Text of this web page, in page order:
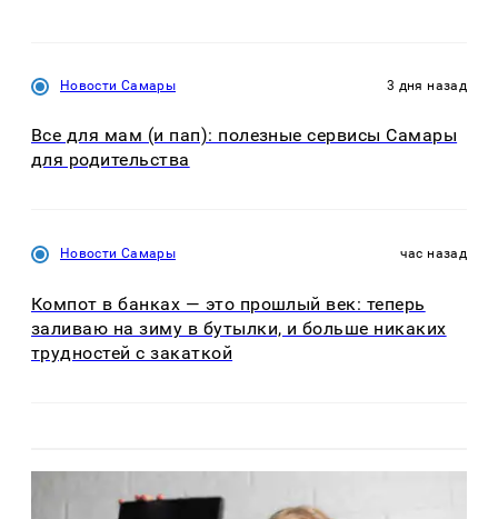
Новости Самары 3 дня назад
Все для мам (и пап): полезные сервисы Самары
для родительства
Новости Самары час назад
Компот в банках — это прошлый век: теперь
заливаю на зиму в бутылки, и больше никаких
трудностей с закаткой